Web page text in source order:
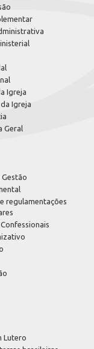
Igreja
Igreja
Geral
regulamentações
Lutero